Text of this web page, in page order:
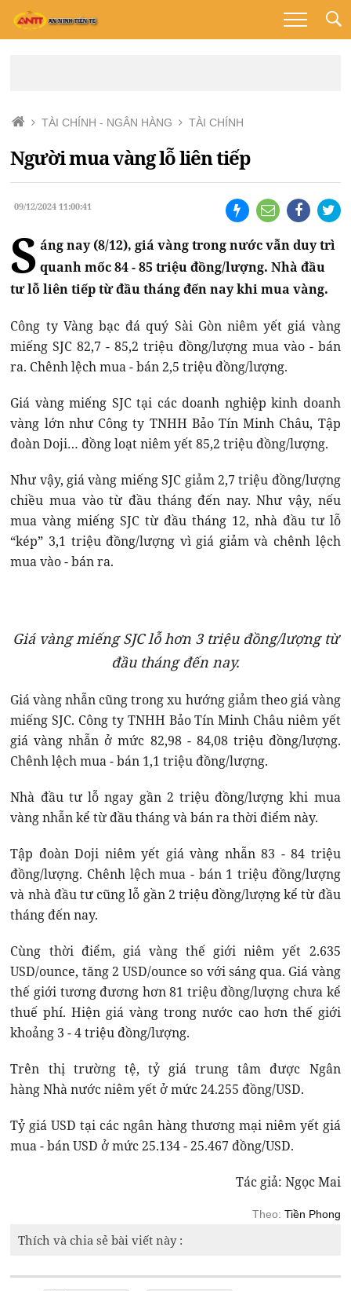
TÀI CHÍNH - NGÂN HÀNG TÀI CHÍNH
Người mua vàng lỗ liên tiếp
09/12/2024 11:00:41
S áng nay (8/12), giá vàng trong nước vẫn duy trì
quanh mốc 84 - 85 triệu đồng/lượng. Nhà đầu
tư lỗ liên tiếp từ đầu tháng đến nay khi mua vàng.
Công ty Vàng bạc đá quý Sài Gòn niêm yết giá vàng
miếng SJC 82,7 - 85,2 triệu đồng/lượng mua vào - bán
ra. Chênh lệch mua - bán 2,5 triệu đồng/lượng.
Giá vàng miếng SJC tại các doanh nghiệp kinh doanh
vàng lớn như Công ty TNHH Bảo Tín Minh Châu, Tập
đoàn Doji… đồng loạt niêm yết 85,2 triệu đồng/lượng.
Như vậy, giá vàng miếng SJC giảm 2,7 triệu đồng/lượng
chiều mua vào từ đầu tháng đến nay. Như vậy, nếu
mua vàng miếng SJC từ đầu tháng 12, nhà đầu tư lỗ
“kép” 3,1 triệu đồng/lượng vì giá giảm và chênh lệch
mua vào - bán ra.
Giá vàng miếng SJC lỗ hơn 3 triệu đồng/lượng từ
đầu tháng đến nay.
Giá vàng nhẫn cũng trong xu hướng giảm theo giá vàng
miếng SJC. Công ty TNHH Bảo Tín Minh Châu niêm yết
giá vàng nhẫn ở mức 82,98 - 84,08 triệu đồng/lượng.
Chênh lệch mua - bán 1,1 triệu đồng/lượng.
Nhà đầu tư lỗ ngay gần 2 triệu đồng/lượng khi mua
vàng nhẫn kể từ đầu tháng và bán ra thời điểm này.
Tập đoàn Doji niêm yết giá vàng nhẫn 83 - 84 triệu
đồng/lượng. Chênh lệch mua - bán 1 triệu đồng/lượng
và nhà đầu tư cũng lỗ gần 2 triệu đồng/lượng kể từ đầu
tháng đến nay.
Cùng thời điểm, giá vàng thế giới niêm yết 2.635
USD/ounce, tăng 2 USD/ounce so với sáng qua. Giá vàng
thế giới tương đương hơn 81 triệu đồng/lượng chưa kể
thuế phí. Hiện giá vàng trong nước cao hơn thế giới
khoảng 3 - 4 triệu đồng/lượng.
Trên thị trường tệ, tỷ giá trung tâm được Ngân
hàng Nhà nước niêm yết ở mức 24.255 đồng/USD.
Tỷ giá USD tại các ngân hàng thương mại niêm yết giá
mua - bán USD ở mức 25.134 - 25.467 đồng/USD.
Tác giả: Ngọc Mai
Theo: Tiền Phong
Thích và chia sẻ bài viết này :